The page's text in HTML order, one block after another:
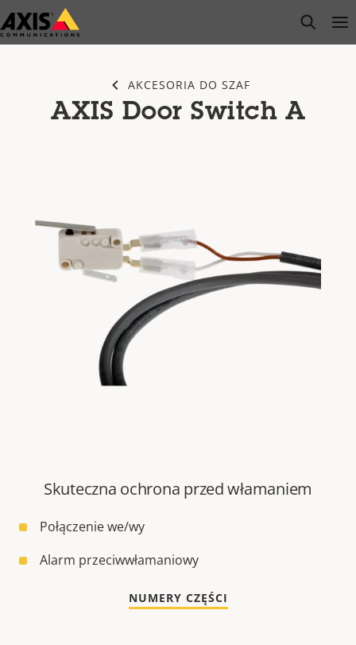
Przejdź
do
open
AKCESORIA DO SZAF
AXIS Door Switch A
Skuteczna ochrona przed włamaniem
Połączenie we/wy
Alarm przeciwwłamaniowy
NUMERY CZĘŚCI